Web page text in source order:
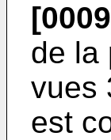
de la
vues
est